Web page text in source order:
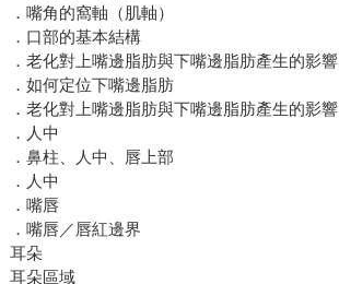
．嘴角的窩軸（肌軸）
．口部的基本結構
．老化對上嘴邊脂肪與下嘴邊脂肪產生的影響
．如何定位下嘴邊脂肪
．老化對上嘴邊脂肪與下嘴邊脂肪產生的影響
．人中
．鼻柱、人中、唇上部
．人中
．嘴唇
．嘴唇／唇紅邊界
耳朵
耳朵區域